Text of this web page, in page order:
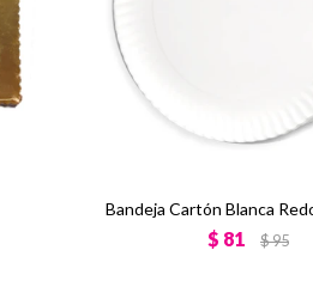
Bandeja Cartón Blanca
$ 81 $95